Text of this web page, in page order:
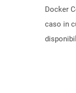
Docker
caso in